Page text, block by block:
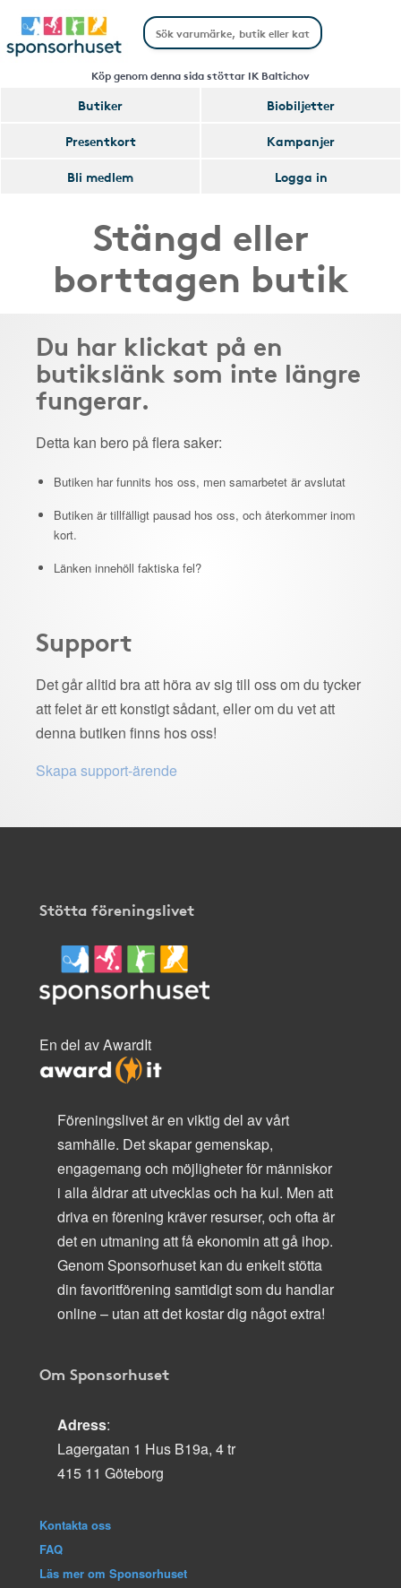
Köp genom denna sida stöttar IK Baltichov
Butiker
Biobiljetter
Presentkort
Kampanjer
Bli medlem
Logga in
Stängd eller
borttagen butik
Du har klickat på en
butikslänk som inte längre
fungerar.
Detta kan bero på flera saker:
Butiken har funnits hos oss, men samarbetet är avslutat
Butiken är tillfälligt pausad hos oss, och återkommer inom
kort.
Länken innehöll faktiska fel?
Support
Det går alltid bra att höra av sig till oss om du tycker
att felet är ett konstigt sådant, eller om du vet att
denna butiken finns hos oss!
Skapa support-ärende
Stötta föreningslivet
En del av AwardIt
Föreningslivet är en viktig del av vårt
samhälle. Det skapar gemenskap,
engagemang och möjligheter för människor
i alla åldrar att utvecklas och ha kul. Men att
driva en förening kräver resurser, och ofta är
det en utmaning att få ekonomin att gå ihop.
Genom Sponsorhuset kan du enkelt stötta
din favoritförening samtidigt som du handlar
online – utan att det kostar dig något extra!
Om Sponsorhuset
Adress:
Lagergatan 1 Hus B19a, 4 tr
415 11 Göteborg
Kontakta oss
FAQ
Läs mer om Sponsorhuset